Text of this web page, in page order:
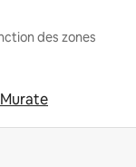
des zones